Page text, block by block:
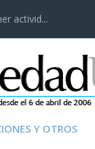
activid...
Y OTROS